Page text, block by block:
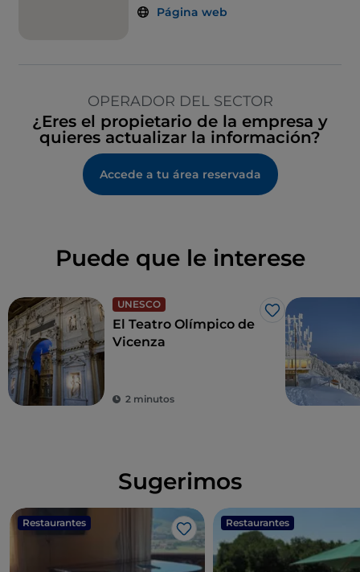
Página web
OPERADOR DEL SECTOR
¿Eres el propietario de la empresa y
quieres actualizar la información?
Accede a tu área reservada
Puede que le interese
UNESCO
Me gusta
El Teatro Olímpico de
Vicenza
2 minutos
Sugerimos
Restaurantes
Me gusta
Restaurantes